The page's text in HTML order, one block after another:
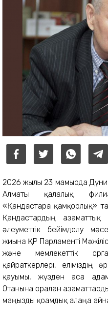
2026 жылғы 23 мамырда
Алматы қалалық
«Қандастарға қамқорлық»
Қандастардың
әлеуметтік бейімделу
жиынға ҚР Парламенті
және мемлекеттік
қайраткерлері, еліміздің
қауымы, жүзден аса
Отанына оралған
маңызды қоғамдық алаңға